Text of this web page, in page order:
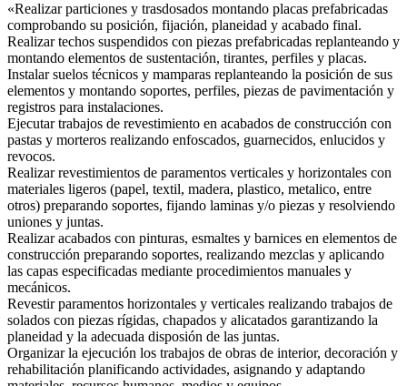
«Realizar particiones y trasdosados montando placas prefabricadas
comprobando su posición, fijación, planeidad y acabado final.
Realizar techos suspendidos con piezas prefabricadas replanteando y
montando elementos de sustentación, tirantes, perfiles y placas.
Instalar suelos técnicos y mamparas replanteando la posición de sus
elementos y montando soportes, perfiles, piezas de pavimentación y
registros para instalaciones.
Ejecutar trabajos de revestimiento en acabados de construcción con
pastas y morteros realizando enfoscados, guarnecidos, enlucidos y
revocos.
Realizar revestimientos de paramentos verticales y horizontales con
materiales ligeros (papel, textil, madera, plastico, metalico, entre
otros) preparando soportes, fijando laminas y/o piezas y resolviendo
uniones y juntas.
Realizar acabados con pinturas, esmaltes y barnices en elementos de
construcción preparando soportes, realizando mezclas y aplicando
las capas especificadas mediante procedimientos manuales y
mecánicos.
Revestir paramentos horizontales y verticales realizando trabajos de
solados con piezas rígidas, chapados y alicatados garantizando la
planeidad y la adecuada disposión de las juntas.
Organizar la ejecución los trabajos de obras de interior, decoración y
rehabilitación planificando actividades, asignando y adaptando